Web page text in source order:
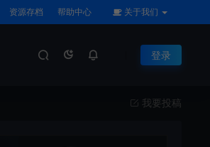
资源存档 帮助中心 关于我们
登录
我要投稿